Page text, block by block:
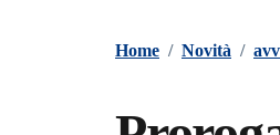
Home / Novità /